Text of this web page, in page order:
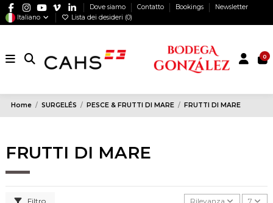
Dove siamo Contatto Bookings
Newsletter
Italiano
Lista dei desideri (0)
0
Home SURGELÉS PESCE & FRUTTI DI MARE FRUTTI DI MARE
FRUTTI DI MARE
Filtro Rilevanza 7